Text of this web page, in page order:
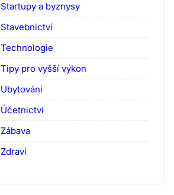
Startupy a byznysy
Stavebnictví
Technologie
Tipy pro vyšší výkon
Ubytování
Účetnictví
Zábava
Zdraví